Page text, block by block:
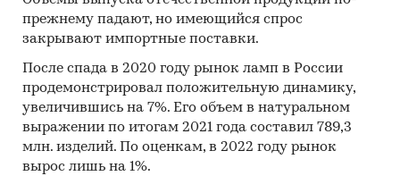
прежнему падают, но имеющийся спрос
закрывают импортные поставки.
После спада в 2020 году рынок ламп в России
продемонстрировал положительную динамику,
увеличившись на 7%. Его объем в натуральном
выражении по итогам 2021 года составил 789,3
млн. изделий. По оценкам, в 2022 году рынок
вырос лишь на 1%.